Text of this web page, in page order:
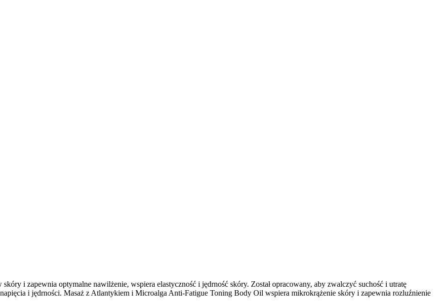
i zapewnia optymalne nawilżenie, wspiera elastyczność i jędrność skóry. Został opracowany, aby zwalczyć suchość i utratę
i jędrności. Masaż z Atlantykiem i Microalga Anti-Fatigue Toning Body Oil wspiera mikrokrążenie skóry i zapewnia rozluźnienie